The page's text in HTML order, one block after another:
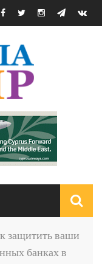
защитить ваши
банках в